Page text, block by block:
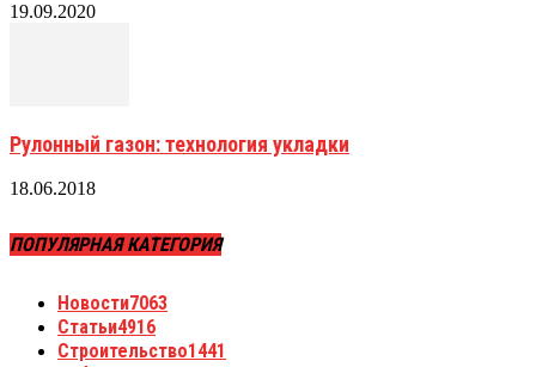
19.09.2020
Рулонный газон: технология укладки
18.06.2018
ПОПУЛЯРНАЯ КАТЕГОРИЯ
Новости7063
Статьи4916
Строительство1441